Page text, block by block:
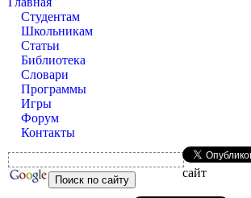
Студентам
Школьникам
Статьи
Библиотека
Словари
Программы
Игры
Форум
Контакты
сайт